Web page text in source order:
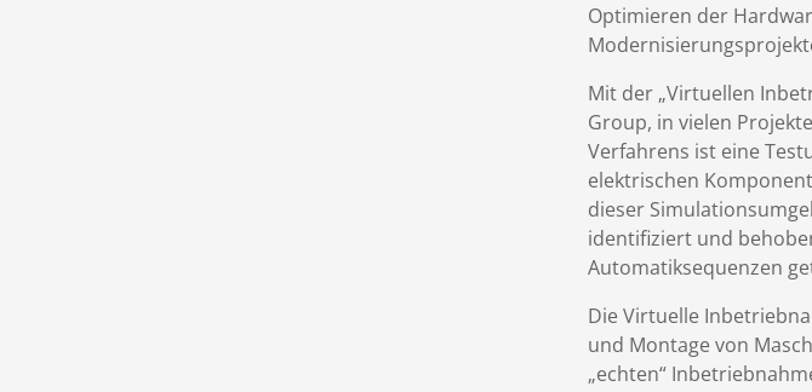
Optimieren der
Mit der „Virtuellen
Group, in vielen
Verfahrens ist eine
elektrischen
dieser
identifiziert und
Automatiksequenzen
Die Virtuelle
und Montage von
„echten“